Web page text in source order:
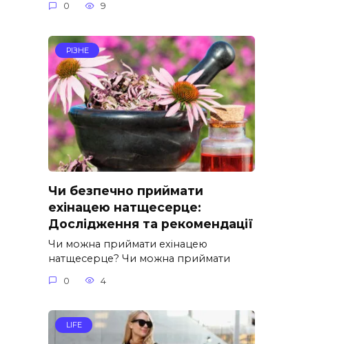
0 9
РІЗНЕ
Чи безпечно приймати
ехінацею натщесерце:
Дослідження та рекомендації
Чи можна приймати ехінацею
натщесерце? Чи можна приймати
0 4
LIFE